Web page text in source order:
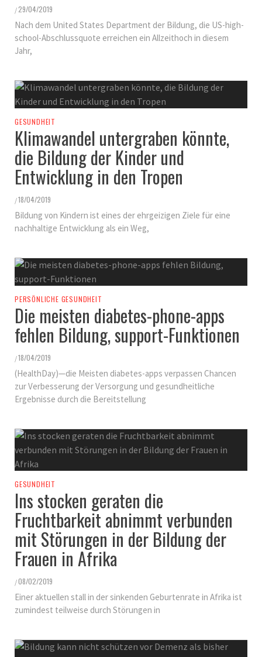
/ 29/04/2019
Nach dem United States Department der Bildung, die US-high-
school-Abschlussquote erreichen ein Allzeithoch in diesem
Jahr,
GESUNDHEIT
Klimawandel untergraben könnte,
die Bildung der Kinder und
Entwicklung in den Tropen
/18/04/2019
Bildung von Kindern ist eines der ehrgeizigen Ziele für eine
nachhaltige Entwicklung als ein Weg,
PERSÖNLICHE GESUNDHEIT
Die meisten diabetes-phone-apps
fehlen Bildung, support-Funktionen
/18/04/2019
(HealthDay)—die Meisten diabetes-apps verpassen Chancen
zur Verbesserung der Versorgung und gesundheitliche
Ergebnisse durch die Bereitstellung
GESUNDHEIT
Ins stocken geraten die
Fruchtbarkeit abnimmt verbunden
mit Störungen in der Bildung der
Frauen in Afrika
/08/02/2019
Einer aktuellen stall in der sinkenden Geburtenrate in Afrika ist
zumindest teilweise durch Störungen in